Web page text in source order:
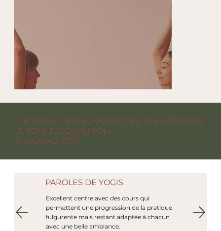
CLASSES DE YOGA
« LE YOGA, C’EST LE VOYAGE DE SOI, À TRAVERS
LE SOI & JUSQU’AU SOI »
BHAGAVAD GÎTA
PAROLES DE YOGIS
Excellent centre avec des cours qui
permettent une progression de la pratique
fulgurente mais restant adaptée à chacun
avec une belle ambiance.